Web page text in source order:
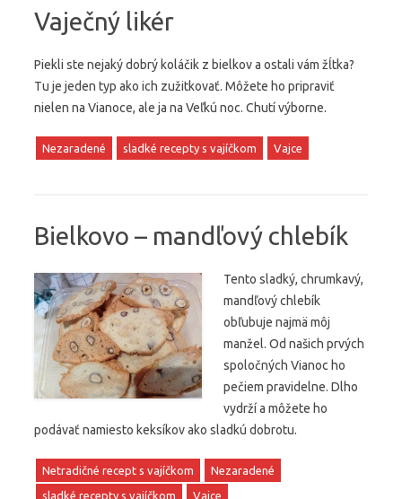
Vaječný likér
Piekli ste nejaký dobrý koláčik z bielkov a ostali vám žĺtka?
Tu je jeden typ ako ich zužitkovať. Môžete ho pripraviť
nielen na Vianoce, ale ja na Veľkú noc. Chutí výborne.
Nezaradené sladké recepty s vajíčkom Vajce
Bielkovo – mandľový chlebík
Tento sladký, chrumkavý,
mandľový chlebík
obľubuje najmä môj
manžel. Od našich prvých
spoločných Vianoc ho
pečiem pravidelne. Dlho
vydrží a môžete ho
podávať namiesto keksíkov ako sladkú dobrotu.
Netradičné recept s vajíčkom
Nezaradené
sladké recepty s vajíčkom
Vajce